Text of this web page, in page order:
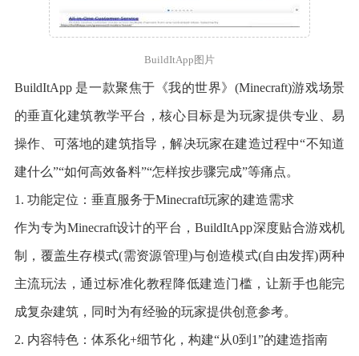
BuildItApp图片
BuildItApp 是一款聚焦于《我的世界》(Minecraft)游戏场景
的垂直化建筑教学平台，核心目标是为玩家提供专业、易
操作、可落地的建筑指导，解决玩家在建造过程中“不知道
建什么”“如何高效备料”“怎样按步骤完成”等痛点。
1. 功能定位：垂直服务于Minecraft玩家的建造需求
作为专为Minecraft设计的平台，BuildItApp深度贴合游戏机
制，覆盖生存模式(需资源管理)与创造模式(自由发挥)两种
主流玩法，通过标准化教程降低建造门槛，让新手也能完
成复杂建筑，同时为有经验的玩家提供创意参考。
2. 内容特色：体系化+细节化，构建“从0到1”的建造指南